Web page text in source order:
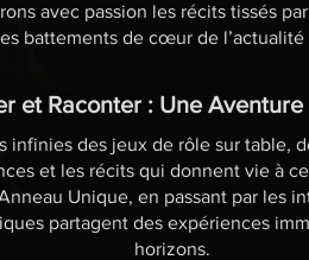
avec passion les récits tissés
battements de cœur de
et Raconter : Une Aventure
infinies des jeux de rôle sur table,
et les récits qui donnent vie à
Unique, en passant par les
partagent des expériences
horizons.